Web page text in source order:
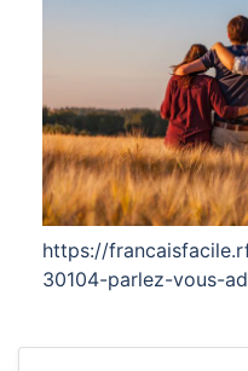
https://
30104-parlez-vous-